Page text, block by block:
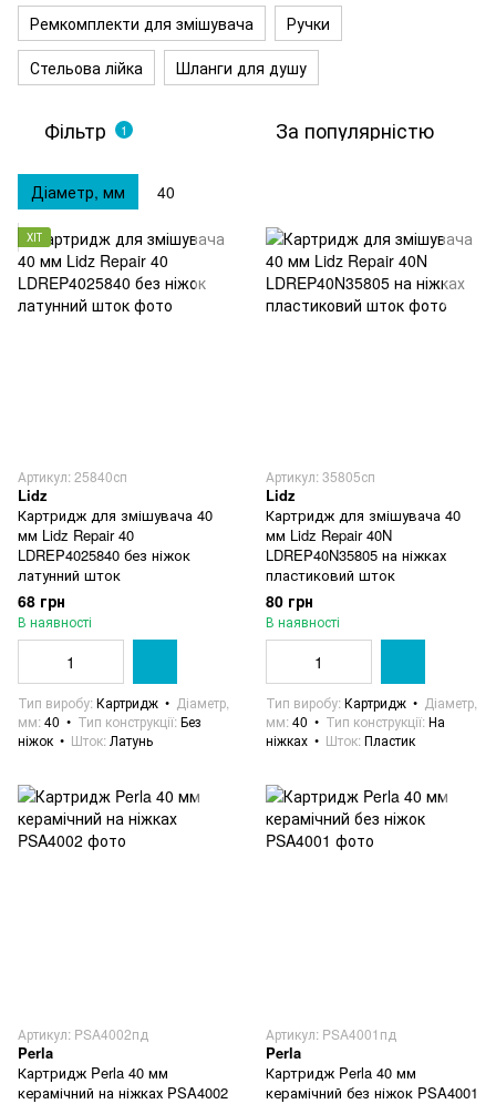
Ремкомплекти для змішувача
Ручки
Стельова лійка
Шланги для душу
Фільтр 1 За популярністю
Діаметр, мм 40
ХІТ
Артикул: 25840сп
Lidz
Картридж для змішувача 40
мм Lidz Repair 40
LDREP4025840 без ніжок
латунний шток
68 грн
В наявності
Тип виробу Картридж
Діаметр,
мм 40 Тип конструкції Без
ніжок
Шток Латунь
Артикул: 35805сп
Lidz
Картридж для змішувача 40
мм Lidz Repair 40N
LDREP40N35805 на ніжках
пластиковий шток
80 грн
В наявності
Тип виробу Картридж
Діаметр,
мм 40 Тип конструкції На
ніжках
Шток Пластик
Артикул: PSA4002пд
Perla
Картридж Perla 40 мм
керамічний на ніжках PSA4002
Артикул: PSA4001пд
Perla
Картридж Perla 40 мм
керамічний без ніжок PSA4001